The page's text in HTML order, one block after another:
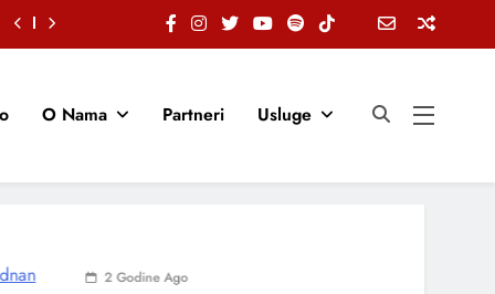
O Nama Partneri Usluge
2 Godine Ago